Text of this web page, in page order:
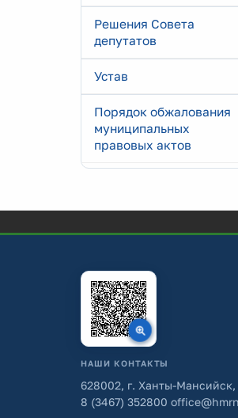
Решения Совета
депутатов
Устав
Порядок обжалования
муниципальных
правовых актов
НАШИ КОНТАКТЫ
628002, г. Ханты-Мансийск,
8 (3467) 352800